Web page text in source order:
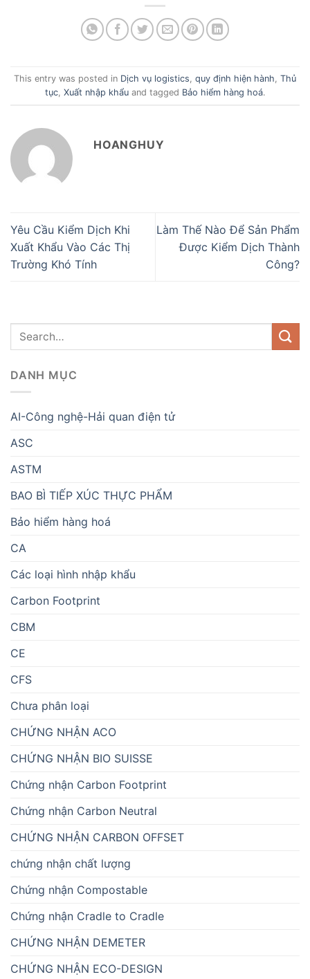
This entry was posted in Dịch vụ logistics quy định hiện hành Thủ
tục, Xuất nhập khẩuand tagged Bảo hiểm hàng hoá.
HOANGHUY
Yêu Cầu Kiểm Dịch Khi
Xuất Khẩu Vào Các Thị
Trường Khó Tính
Làm Thế Nào Để Sản Phẩm
Được Kiểm Dịch Thành
Công?
DANH MỤC
AI-Công nghệ-Hải quan điện tử
ASC
ASTM
BAO BÌ TIẾP XÚC THỰC PHẨM
Bảo hiểm hàng hoá
CA
Các loại hình nhập khẩu
Carbon Footprint
CBM
CE
CFS
Chưa phân loại
CHỨNG NHẬN ACO
CHỨNG NHẬN BIO SUISSE
Chứng nhận Carbon Footprint
Chứng nhận Carbon Neutral
CHỨNG NHẬN CARBON OFFSET
chứng nhận chất lượng
Chứng nhận Compostable
Chứng nhận Cradle to Cradle
CHỨNG NHẬN DEMETER
CHỨNG NHẬN ECO-DESIGN